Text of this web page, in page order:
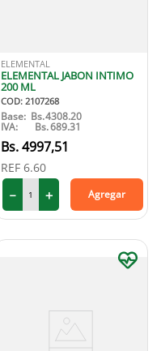
ELEMENTAL
ELEMENTAL JABON INTIMO
200 ML
COD: 2107268
Base: Bs.4308.20
IVA: Bs.689.31
4997,51
REF 6.60
＋
－ Agregar